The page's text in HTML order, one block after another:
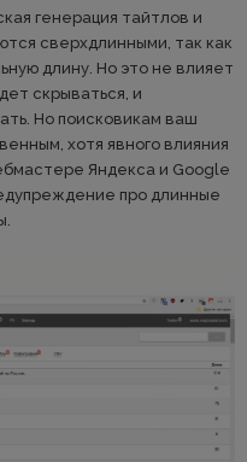
генерация тайтлов и
сверхдлинными, так как
длину. Но это не влияет
скрываться, и
Но поисковикам ваш
хотя явного влияния
Яндекса и Google
про длинные